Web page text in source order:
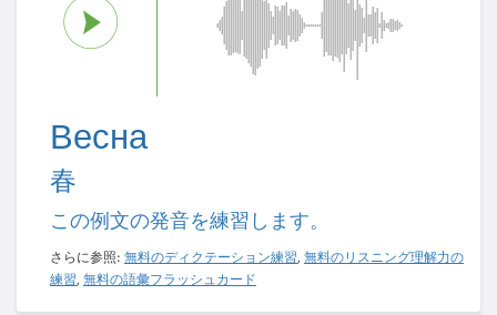
Весна
春
この例文の発音を練習します。
さらに参照: 無料のディクテーション練習, 無料のリスニング理解力の
練習, 無料の語彙フラッシュカード